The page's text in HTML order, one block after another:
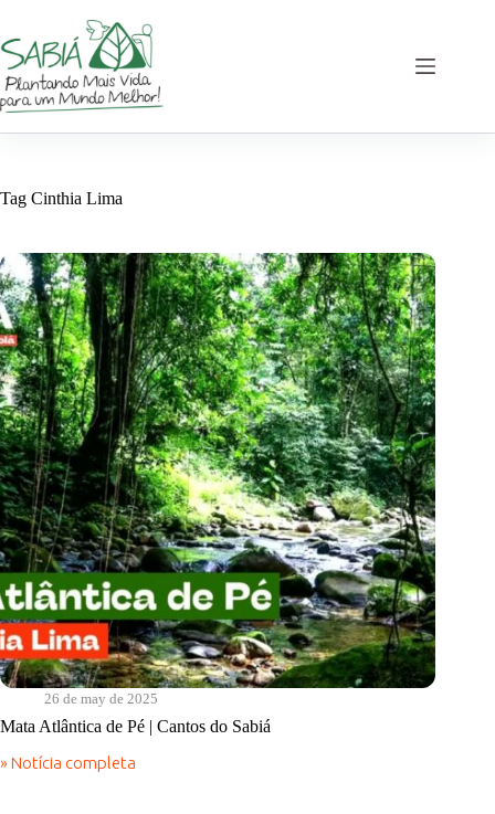
content
Tag Cinthia Lima
26 de may de 2025
Mata Atlântica de Pé | Cantos do Sabiá
» Notícia completa
Mata